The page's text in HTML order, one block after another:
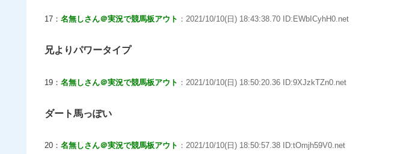
17： 名無しさん＠実況で競馬板アウト ：2021/10/10(日) 18:43:38.70 ID:EWbICyhH0.net
兄よりパワータイプ
19： 名無しさん＠実況で競馬板アウト ：2021/10/10(日) 18:50:20.36 ID:9XJzkTZn0.net
ダート馬っぽい
20： 名無しさん＠実況で競馬板アウト ：2021/10/10(日) 18:50:57.38 ID:tOmjh59V0.net